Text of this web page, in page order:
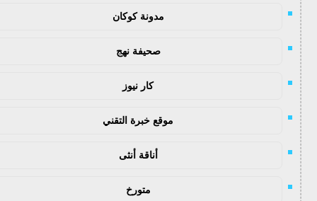
مدونة كوكان
صحيفة نهج
كار نيوز
موقع خبرة التقني
أناقة أنثى
متورخ